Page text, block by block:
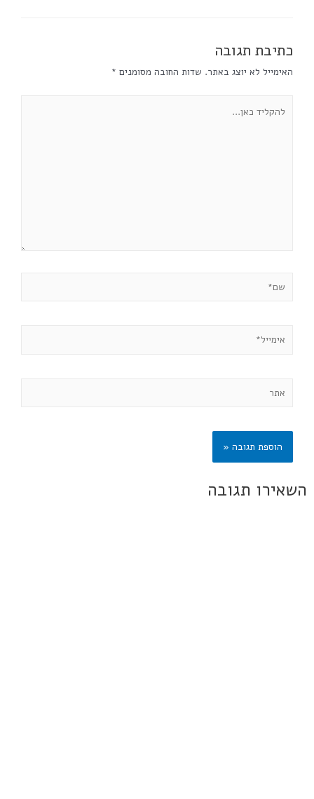
כתיבת תגובה
האימייל לא יוצג באתר. שדות החובה מסומנים *
השאירו תגובה